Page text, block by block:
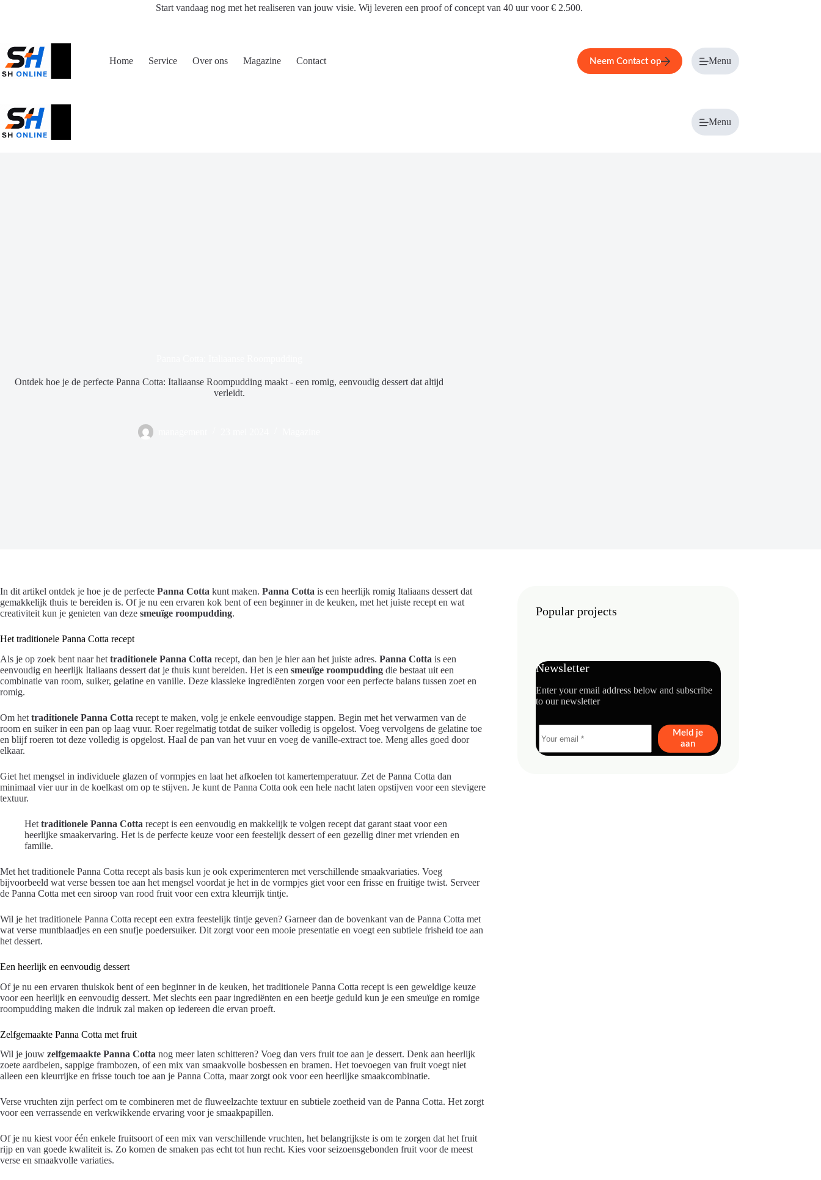
Start vandaag nog met het realiseren van jouw visie. Wij leveren een proof of concept van 40 uur voor € 2.500.
Home Service Over ons Magazine Contact Neem Contact op Menu
Menu
Ontdek hoe je de perfecte Panna Cotta: Italiaanse Roompudding maakt - een romig, eenvoudig dessert dat altijd
verleidt.
In dit artikel ontdek je hoe je de perfecte Panna Cotta kunt maken. Panna Cotta is een heerlijk romig Italiaans dessert dat
gemakkelijk thuis te bereiden is. Of je nu een ervaren kok bent of een beginner in de keuken, met het juiste recept en wat
creativiteit kun je genieten van deze smeuïge roompudding.
Het traditionele Panna Cotta recept
Als je op zoek bent naar het traditionele Panna Cotta recept, dan ben je hier aan het juiste adres. Panna Cotta is een
eenvoudig en heerlijk Italiaans dessert dat je thuis kunt bereiden. Het is een smeuïge roompudding die bestaat uit een
combinatie van room, suiker, gelatine en vanille. Deze klassieke ingrediënten zorgen voor een perfecte balans tussen zoet en
romig.
Om het traditionele Panna Cotta recept te maken, volg je enkele eenvoudige stappen. Begin met het verwarmen van de
room en suiker in een pan op laag vuur. Roer regelmatig totdat de suiker volledig is opgelost. Voeg vervolgens de gelatine toe
en blijf roeren tot deze volledig is opgelost. Haal de pan van het vuur en voeg de vanille-extract toe. Meng alles goed door
elkaar.
Giet het mengsel in individuele glazen of vormpjes en laat het afkoelen tot kamertemperatuur. Zet de Panna Cotta dan
minimaal vier uur in de koelkast om op te stijven. Je kunt de Panna Cotta ook een hele nacht laten opstijven voor een stevigere
textuur.
Het traditionele Panna Cotta recept is een eenvoudig en makkelijk te volgen recept dat garant staat voor een
heerlijke smaakervaring. Het is de perfecte keuze voor een feestelijk dessert of een gezellig diner met vrienden en
familie.
Met het traditionele Panna Cotta recept als basis kun je ook experimenteren met verschillende smaakvariaties. Voeg
bijvoorbeeld wat verse bessen toe aan het mengsel voordat je het in de vormpjes giet voor een frisse en fruitige twist. Serveer
de Panna Cotta met een siroop van rood fruit voor een extra kleurrijk tintje.
Wil je het traditionele Panna Cotta recept een extra feestelijk tintje geven? Garneer dan de bovenkant van de Panna Cotta met
wat verse muntblaadjes en een snufje poedersuiker. Dit zorgt voor een mooie presentatie en voegt een subtiele frisheid toe aan
het dessert.
Een heerlijk en eenvoudig dessert
Of je nu een ervaren thuiskok bent of een beginner in de keuken, het traditionele Panna Cotta recept is een geweldige keuze
voor een heerlijk en eenvoudig dessert. Met slechts een paar ingrediënten en een beetje geduld kun je een smeuïge en romige
roompudding maken die indruk zal maken op iedereen die ervan proeft.
Zelfgemaakte Panna Cotta met fruit
Wil je jouw zelfgemaakte Panna Cotta nog meer laten schitteren? Voeg dan vers fruit toe aan je dessert. Denk aan heerlijk
zoete aardbeien, sappige frambozen, of een mix van smaakvolle bosbessen en bramen. Het toevoegen van fruit voegt niet
alleen een kleurrijke en frisse touch toe aan je Panna Cotta, maar zorgt ook voor een heerlijke smaakcombinatie.
Verse vruchten zijn perfect om te combineren met de fluweelzachte textuur en subtiele zoetheid van de Panna Cotta. Het zorgt
voor een verrassende en verkwikkende ervaring voor je smaakpapillen.
Of je nu kiest voor één enkele fruitsoort of een mix van verschillende vruchten, het belangrijkste is om te zorgen dat het fruit
rijp en van goede kwaliteit is. Zo komen de smaken pas echt tot hun recht. Kies voor seizoensgebonden fruit voor de meest
verse en smaakvolle variaties.
Popular projects
Newsletter
Enter your email address below and subscribe
to our newsletter
Meld je
aan